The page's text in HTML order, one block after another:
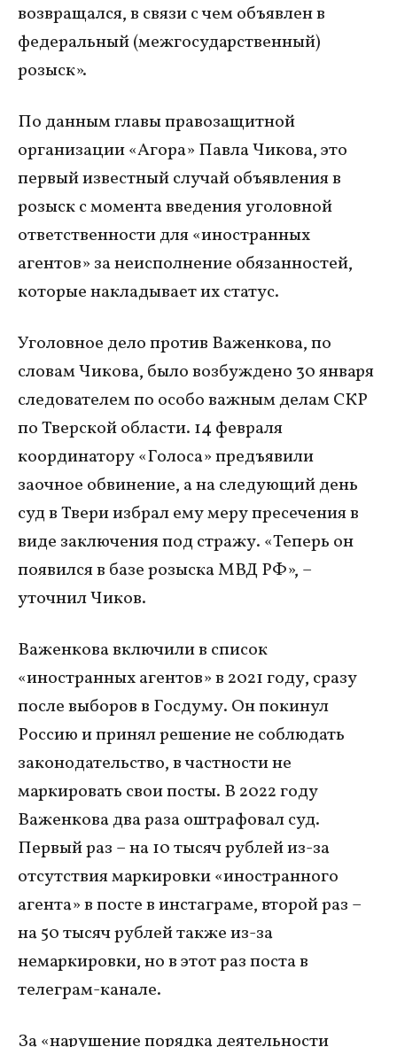
возвращался, в связи с чем объявлен в
федеральный (межгосударственный)
розыск».
По данным главы правозащитной
организации «Агора» Павла Чикова, это
первый известный случай объявления в
розыск с момента введения уголовной
ответственности для «иностранных
агентов» за неисполнение обязанностей,
которые накладывает их статус.
Уголовное дело против Важенкова, по
словам Чикова, было возбуждено 30 января
следователем по особо важным делам СКР
по Тверской области. 14 февраля
координатору «Голоса» предъявили
заочное обвинение, а на следующий день
суд в Твери избрал ему меру пресечения в
виде заключения под стражу. «Теперь он
появился в базе розыска МВД РФ», –
уточнил Чиков.
Важенкова включили в список
«иностранных агентов» в 2021 году, сразу
после выборов в Госдуму. Он покинул
Россию и принял решение не соблюдать
законодательство, в частности не
маркировать свои посты. В 2022 году
Важенкова два раза оштрафовал суд.
Первый раз – на 10 тысяч рублей из-за
отсутствия маркировки «иностранного
агента» в посте в инстаграме, второй раз –
на 50 тысяч рублей также из-за
немаркировки, но в этот раз поста в
телеграм-канале.
За «нарушение порядка деятельности